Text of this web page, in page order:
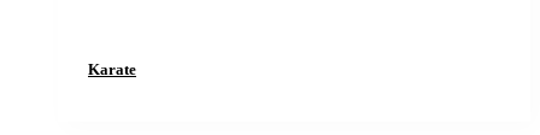
Karate